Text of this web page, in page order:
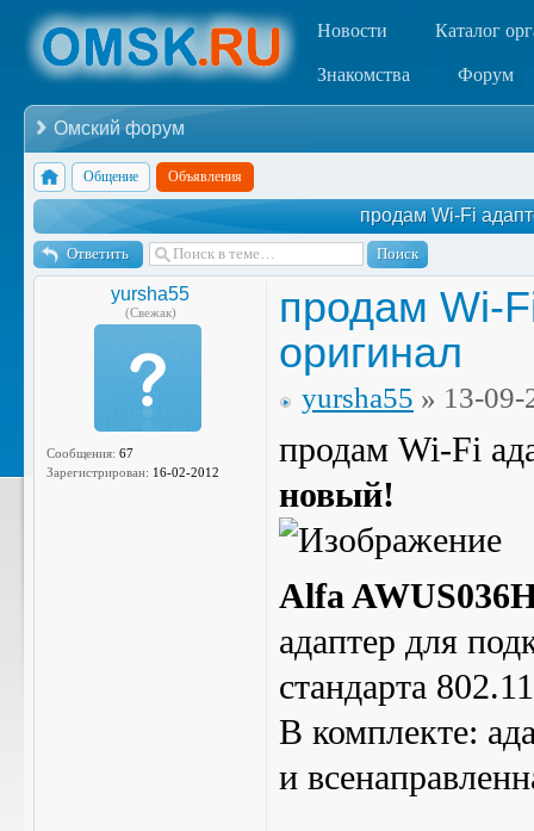
Новости Каталог
Знакомства Форум
Омский форум
Общение Объявления
продам Wi-Fi
Ответить
yursha55
(Свежак)
Сообщения: 67
Зарегистрирован: 16-02-2012
продам Wi-
оригинал
yursha55 » 13-09-
продам Wi-Fi
новый!
Alfa
адаптер для
стандарта
В комплекте:
и